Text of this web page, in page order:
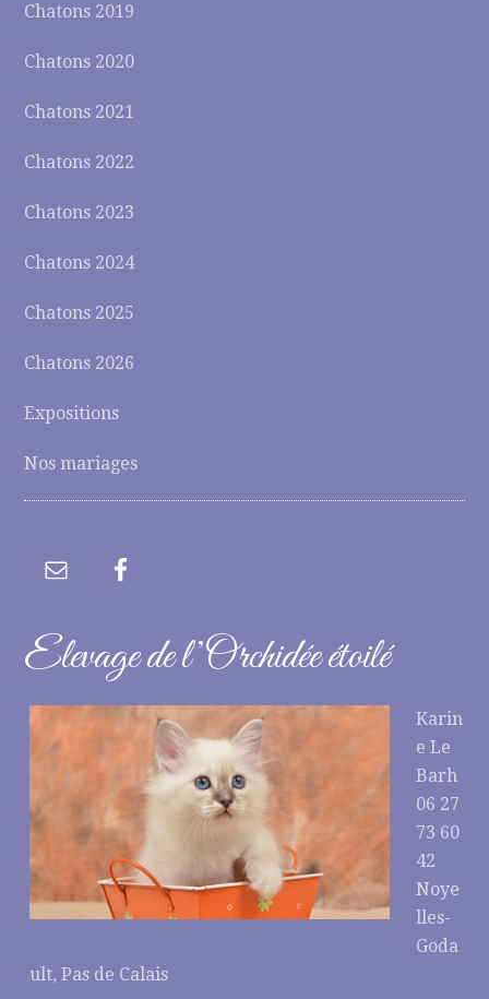
Chatons 2019
Chatons 2020
Chatons 2021
Chatons 2022
Chatons 2023
Chatons 2024
Chatons 2025
Chatons 2026
Expositions
Nos mariages
Elevage de l’Orchidée étoilé
Karin
e Le
Barh
06 27
73 60
42
Noye
lles-
Goda
ult, Pas de Calais